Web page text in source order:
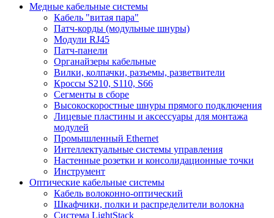
Медные кабельные системы
Кабель "витая пара"
Патч-корды (модульные шнуры)
Модули RJ45
Патч-панели
Органайзеры кабельные
Вилки, колпачки, разъемы, разветвители
Кроссы S210, S110, S66
Сегменты в сборе
Высокоскоростные шнуры прямого подключения
Лицевые пластины и аксессуары для монтажа
модулей
Промышленный Ethernet
Интеллектуальные системы управления
Настенные розетки и консолидационные точки
Инструмент
Оптические кабельные системы
Кабель волоконно-оптический
Шкафчики, полки и распределители волокна
Система LightStack